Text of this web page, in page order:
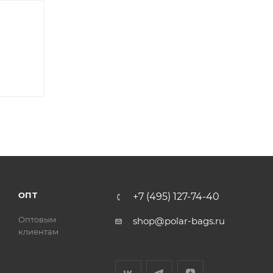
ОПТ
Оптовым
клиентам
+7 (495) 127-74-40
shop@polar-bags.ru